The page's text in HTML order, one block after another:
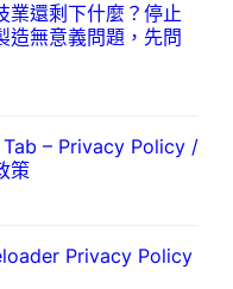
業還剩下什麼？停止
造無意義問題，先問
– Privacy Policy /
策
Privacy Policy